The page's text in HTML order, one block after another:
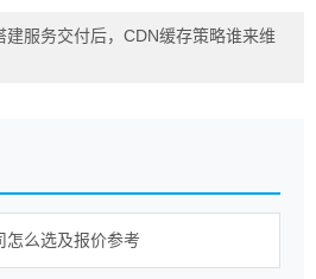
建服务交付后，CDN缓存策略谁来维
怎么选及报价参考